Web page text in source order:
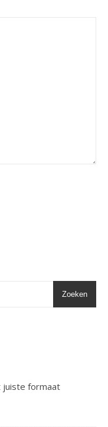
Zoeken
juiste formaat